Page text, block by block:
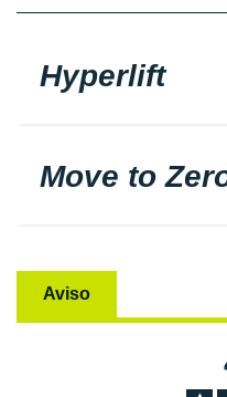
Hyperlift
Move to
Aviso